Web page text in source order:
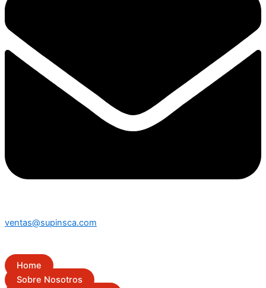
ventas@supinsca.com
Home
Sobre Nosotros